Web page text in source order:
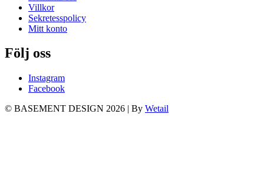
Villkor
Sekretesspolicy
Mitt konto
Följ oss
Instagram
Facebook
© BASEMENT DESIGN 2026 | By Wetail